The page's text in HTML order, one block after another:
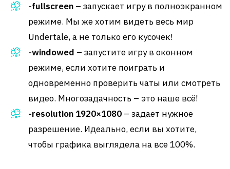
-fullscreen – запускает игру в полноэкранном
режиме. Мы же хотим видеть весь мир
Undertale, а не только его кусочек!
-windowed – запустите игру в оконном
режиме, если хотите поиграть и
одновременно проверить чаты или смотреть
видео. Многозадачность – это наше всё!
-resolution 1920×1080 – задает нужное
разрешение. Идеально, если вы хотите,
чтобы графика выглядела на все 100%.